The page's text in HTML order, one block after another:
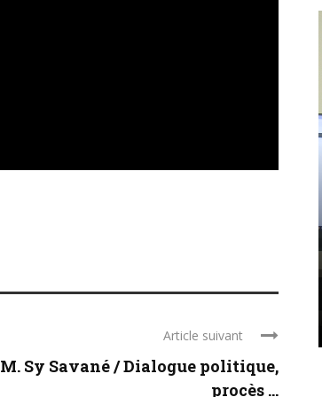
Article suivant
M. Sy Savané / Dialogue politique,
procès ...
POLITIQUE